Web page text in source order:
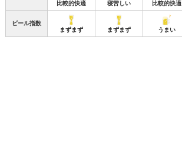
比較的快適
寝苦しい 比較的快適
ビール指数
まずまず
まずまず うまい